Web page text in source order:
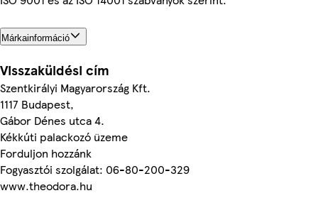
Márkainformáció
Visszaküldési cím
Szentkirályi Magyarország Kft.
1117 Budapest,
Gábor Dénes utca 4.
Kékkúti palackozó üzeme
Forduljon hozzánk
Fogyasztói szolgálat: 06-80-200-329
www.theodora.hu